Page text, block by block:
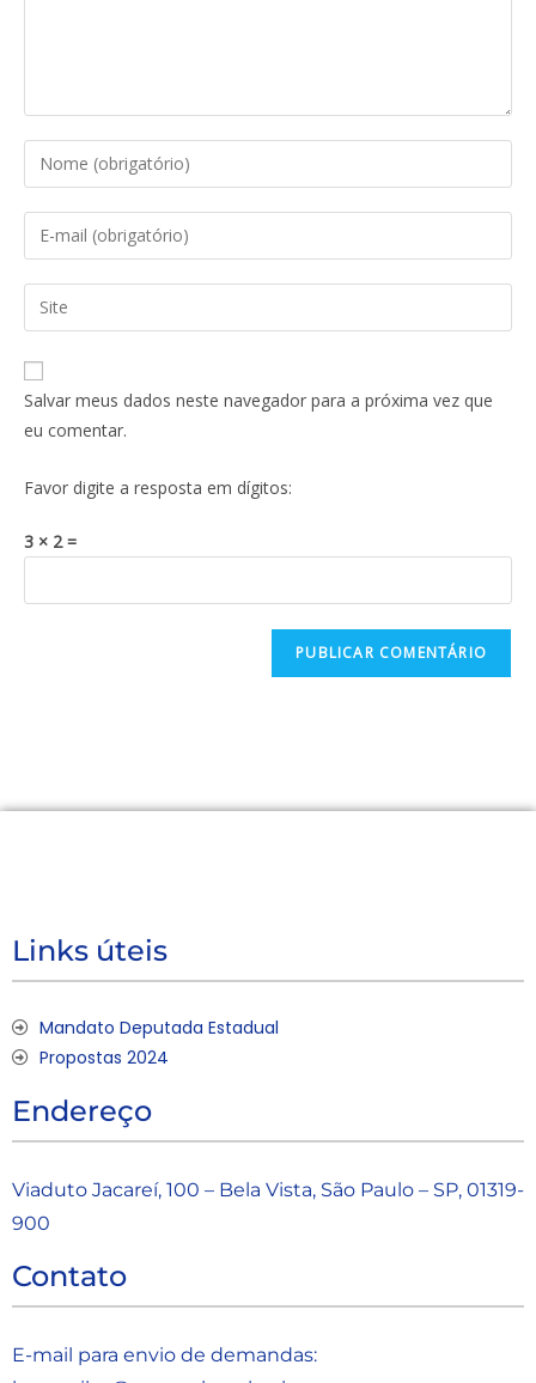
Salvar meus dados neste navegador para a próxima vez que
eu comentar.
Favor digite a resposta em dígitos:
3 × 2 =
Links úteis
Mandato Deputada Estadual
Propostas 2024
Endereço
Viaduto Jacareí, 100 – Bela Vista, São Paulo – SP, 01319-
900
Contato
E-mail para envio de demandas: